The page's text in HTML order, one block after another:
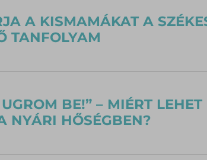
A KISMAMÁKAT A
TANFOLYAM
BE!” – MIÉRT
NYÁRI HŐSÉGBEN?